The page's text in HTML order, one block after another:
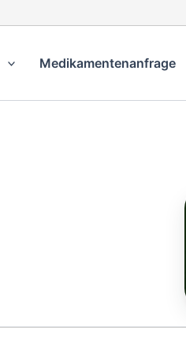
Medikamentenanfrage